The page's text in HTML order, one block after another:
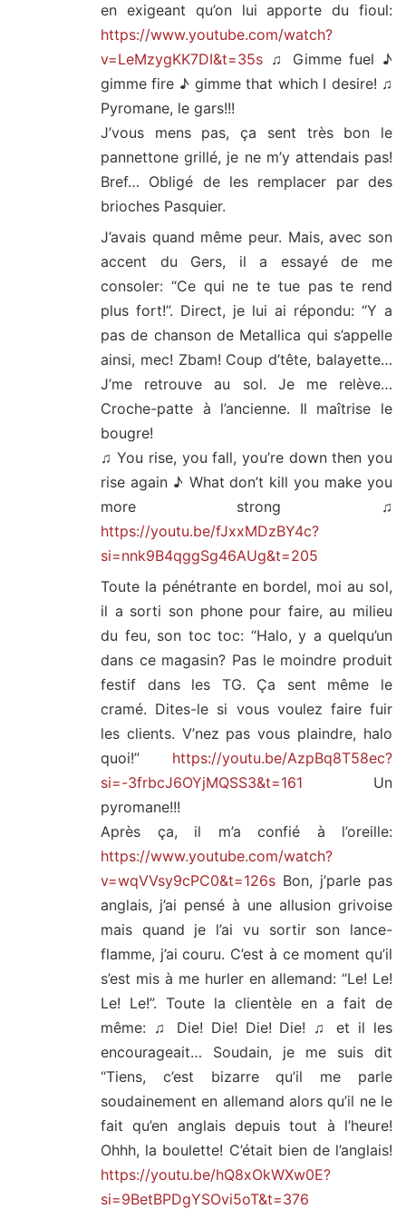
en exigeant qu’on lui apporte du fioul:
https://www.youtube.com/watch?
v=LeMzygKK7DI&t=35s ♫ Gimme fuel ♪
gimme fire ♪ gimme that which I desire! ♫
Pyromane, le gars!!!
J’vous mens pas, ça sent très bon le
pannettone grillé, je ne m’y attendais pas!
Bref… Obligé de les remplacer par des
brioches Pasquier.
J’avais quand même peur. Mais, avec son
accent du Gers, il a essayé de me
consoler: “Ce qui ne te tue pas te rend
plus fort!”. Direct, je lui ai répondu: “Y a
pas de chanson de Metallica qui s’appelle
ainsi, mec! Zbam! Coup d’tête, balayette…
J’me retrouve au sol. Je me relève…
Croche-patte à l’ancienne. Il maîtrise le
bougre!
♫ You rise, you fall, you’re down then you
rise again ♪ What don’t kill you make you
more strong ♫
https://youtu.be/fJxxMDzBY4c?
si=nnk9B4qggSg46AUg&t=205
Toute la pénétrante en bordel, moi au sol,
il a sorti son phone pour faire, au milieu
du feu, son toc toc: “Halo, y a quelqu’un
dans ce magasin? Pas le moindre produit
festif dans les TG. Ça sent même le
cramé. Dites-le si vous voulez faire fuir
les clients. V’nez pas vous plaindre, halo
quoi!” https://youtu.be/AzpBq8T58ec?
si=-3frbcJ6OYjMQSS3&t=161 Un
pyromane!!!
Après ça, il m’a confié à l’oreille:
https://www.youtube.com/watch?
v=wqVVsy9cPC0&t=126s Bon, j’parle pas
anglais, j’ai pensé à une allusion grivoise
mais quand je l’ai vu sortir son lance-
flamme, j’ai couru. C’est à ce moment qu’il
s’est mis à me hurler en allemand: “Le! Le!
Le! Le!”. Toute la clientèle en a fait de
même: ♫ Die! Die! Die! Die! ♫ et il les
encourageait… Soudain, je me suis dit
“Tiens, c’est bizarre qu’il me parle
soudainement en allemand alors qu’il ne le
fait qu’en anglais depuis tout à l’heure!
Ohhh, la boulette! C’était bien de l’anglais!
https://youtu.be/hQ8xOkWXw0E?
si=9BetBPDgYSOvi5oT&t=376